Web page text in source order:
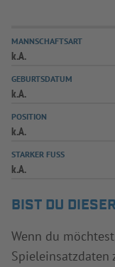
MANNSCHAFTSART
k.A.
GEBURTSDATUM
k.A.
POSITION
k.A.
STARKER FUSS
k.A.
BIST DU
Wenn du
Spieleinsatzdaten